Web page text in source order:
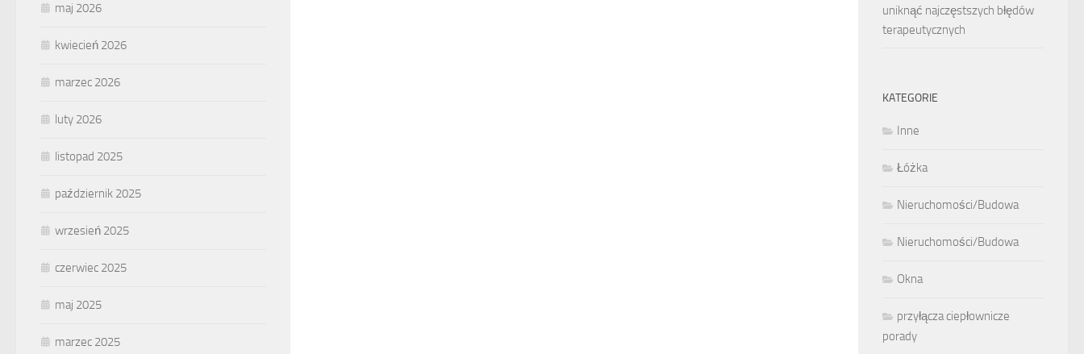
maj 2026
kwiecień 2026
marzec 2026
luty 2026
listopad 2025
październik 2025
wrzesień 2025
czerwiec 2025
maj 2025
marzec 2025
uniknąć najczęstszych błędów
terapeutycznych
KATEGORIE
Inne
Łóżka
Nieruchomości/Budowa
Nieruchomości/Budowa
Okna
przyłącza ciepłownicze
porady